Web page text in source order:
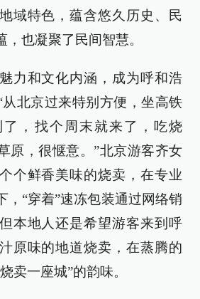
域特色，蕴含悠久历史、民
也凝聚了民间智慧。
力和文化内涵，成为呼和浩
北京过来特别方便，坐高铁
，找个周末就来了，吃烧
原，很惬意。”北京游客齐女
个鲜香美味的烧卖，在专业
，“穿着”速冻包装通过网络销
本地人还是希望游客来到呼
原味的地道烧卖，在蒸腾的
卖一座城”的韵味。